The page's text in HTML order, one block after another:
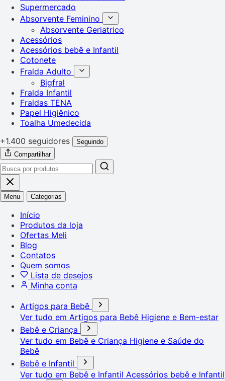
Supermercado
Absorvente Feminino
Absorvente Geriatrico
Acessórios
Acessórios bebê e Infantil
Cotonete
Fralda Adulto
Bigfral
Fralda Infantil
Fraldas TENA
Papel Higiênico
Toalha Umedecida
+1.400 seguidores
Seguindo
Compartilhar
Menu Categorias
Início
Produtos da loja
Ofertas Meli
Blog
Contatos
Quem somos
Lista de desejos
Minha conta
Artigos para Bebê
Ver tudo em Artigos para Bebê Higiene e Bem-estar
Bebê e Criança
Ver tudo em Bebê e Criança Higiene e Saúde do
Bebê
Bebê e Infantil
Ver tudo em Bebê e Infantil Acessórios bebê e Infantil